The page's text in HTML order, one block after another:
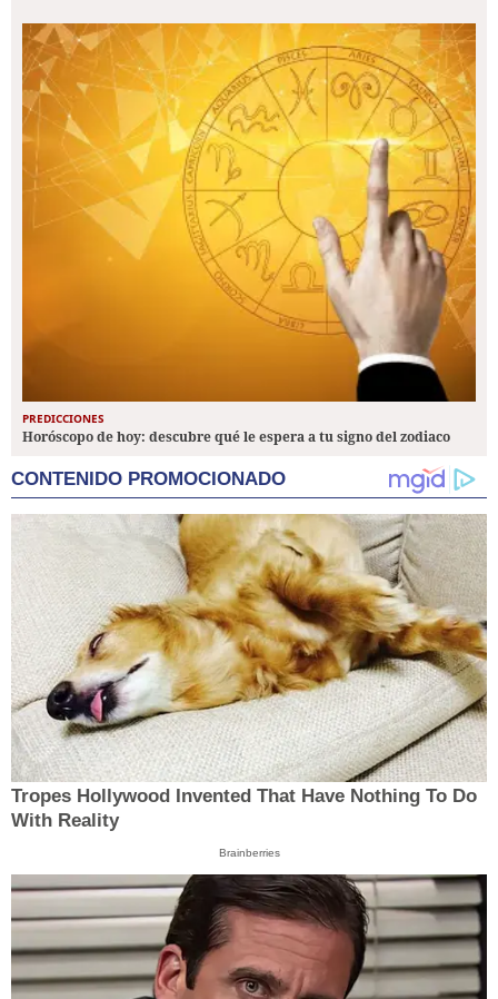
PREDICCIONES
Horóscopo de hoy: descubre qué le espera a tu signo del zodiaco
CONTENIDO PROMOCIONADO
Tropes Hollywood Invented That Have Nothing To Do
With Reality
Brainberries